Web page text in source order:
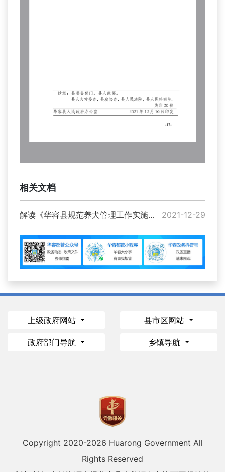
相关文档
解读《华容县规范养犬管理工作实施方案》 2021-12-29
上级政府网站 县市区网站
政府部门导航 乡镇导航
Copyright 2020-2026 Huarong Government All
Rights Reserved